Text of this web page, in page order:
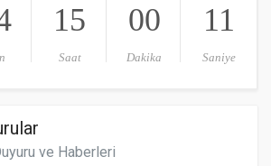
15
Saat
00
Dakika
10
Saniye
ve Haberleri